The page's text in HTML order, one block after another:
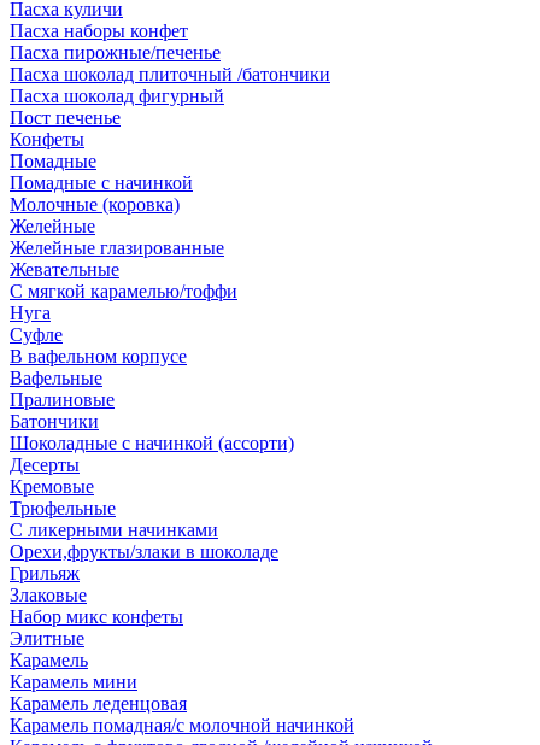
Пасха куличи
Пасха наборы конфет
Пасха пирожные/печенье
Пасха шоколад плиточный /батончики
Пасха шоколад фигурный
Пост печенье
Конфеты
Помадные
Помадные с начинкой
Молочные (коровка)
Желейные
Желейные глазированные
Жевательные
С мягкой карамелью/тоффи
Нуга
Суфле
В вафельном корпусе
Вафельные
Пралиновые
Батончики
Шоколадные с начинкой (ассорти)
Десерты
Кремовые
Трюфельные
С ликерными начинками
Орехи,фрукты/злаки в шоколаде
Грильяж
Злаковые
Набор микс конфеты
Элитные
Карамель
Карамель мини
Карамель леденцовая
Карамель помадная/с молочной начинкой